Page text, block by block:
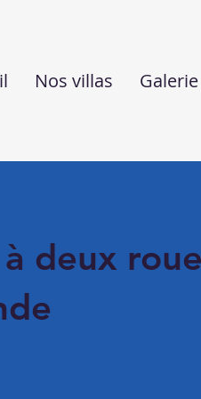
Nos villas Galerie
deux